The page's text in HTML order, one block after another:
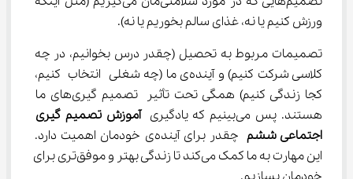
ورزش کنیم یا نه، غذای سالم بخوریم یا نه).
تصمیمات مربوط به تحصیل (چقدر درس بخوانیم، در چه
کلاسی شرکت کنیم) و آینده‌ی ما (چه شغلی انتخاب کنیم،
کجا زندگی کنیم) همگی تحت تأثیر تصمیم گیری‌های ما
هستند. پس می‌بینیم که یادگیری
آموزش تصمیم گیری
اجتماعی ششم
چقدر برای آینده‌ی خودمان اهمیت دارد.
این مهارت به ما کمک می‌کند تا زندگی بهتر و موفق‌تری برای